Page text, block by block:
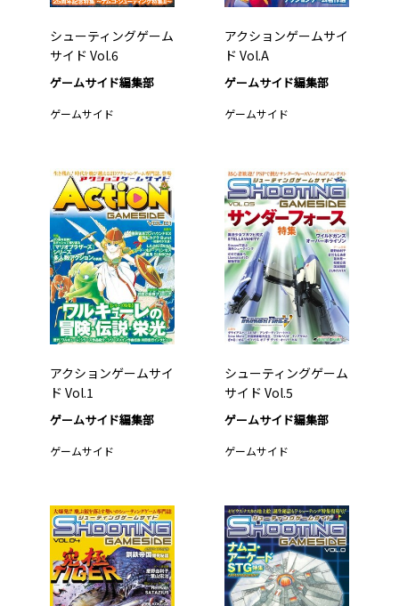
シューティングゲーム
サイド Vol.6
ゲームサイド編集部
ゲームサイド
アクションゲームサイ
ド Vol.A
ゲームサイド編集部
ゲームサイド
アクションゲームサイ
ド Vol.1
ゲームサイド編集部
ゲームサイド
シューティングゲーム
サイド Vol.5
ゲームサイド編集部
ゲームサイド